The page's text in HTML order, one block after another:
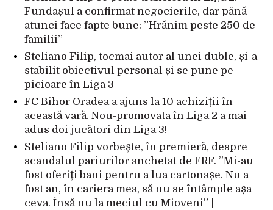
Fundașul a confirmat negocierile, dar până
atunci face fapte bune: ”Hrănim peste 250 de
familii”
Steliano Filip, tocmai autor al unei duble, și-a
stabilit obiectivul personal și se pune pe
picioare în Liga 3
FC Bihor Oradea a ajuns la 10 achiziții în
această vară. Nou-promovata în Liga 2 a mai
adus doi jucători din Liga 3!
Steliano Filip vorbește, în premieră, despre
scandalul pariurilor anchetat de FRF. ”Mi-au
fost oferiți bani pentru a lua cartonașe. Nu a
fost an, în cariera mea, să nu se întâmple așa
ceva. Însă nu la meciul cu Mioveni” |